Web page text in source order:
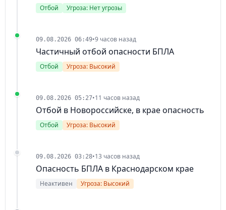
Отбой Угроза: Нет угрозы
09.08.2026 06:49•9 часов назад
Частичный отбой опасности БПЛА
Отбой Угроза: Высокий
09.08.2026 05:27•11 часов назад
Отбой в Новороссийске, в крае опасность
Отбой Угроза: Высокий
09.08.2026 03:28•13 часов назад
Опасность БПЛА в Краснодарском крае
Неактивен Угроза: Высокий